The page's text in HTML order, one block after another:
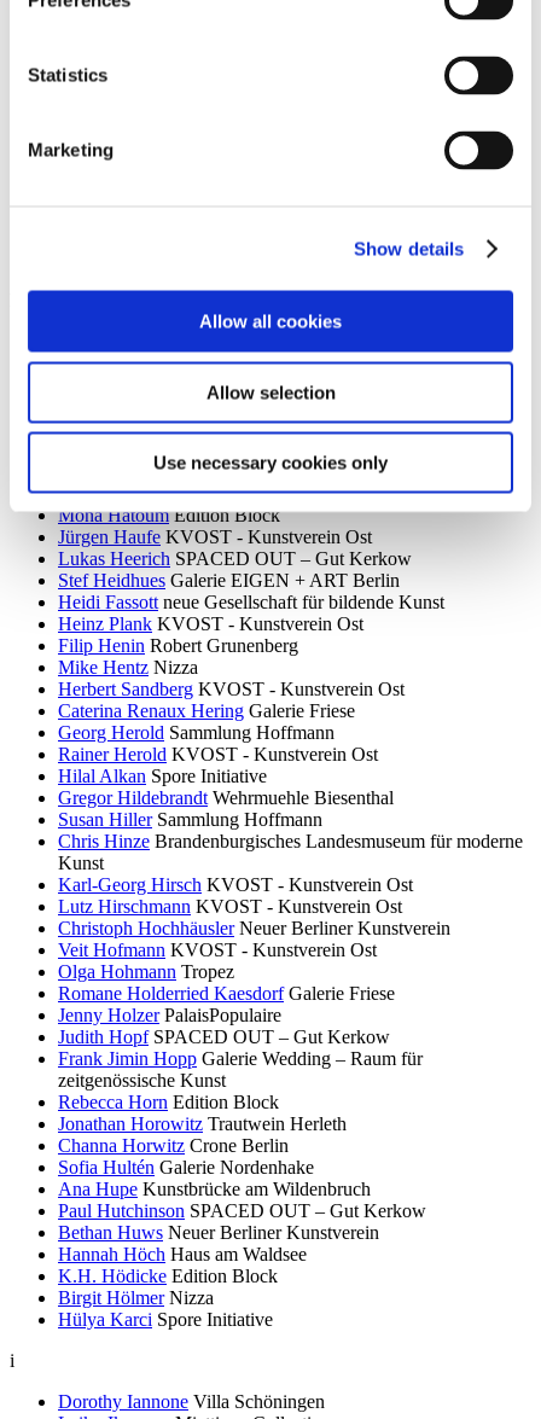
Statistics
Marketing
Show details
Allow all cookies
Allow selection
Use necessary cookies only
Isabelle Graeff
René Graetz
Karolina Grywnowicz
Kunstraum Kreuzberg/Bethanien
KVOST - Kunstverein Ost
Galerie Nordenhake
Marcia Hafif Galerie Nordenhake
Villa Schöningen
Edition Block
Barbara Hammer Villa Schöningen
Harald Krainer, Lutz Marx, Herbert Meyer, Veronika Patzuda,
Hildegard Wittur neue Gesellschaft für bildende Kunst
Mona Hatoum Edition Block
Jürgen Haufe KVOST - Kunstverein Ost
Lukas Heerich SPACED OUT – Gut Kerkow
Stef Heidhues Galerie EIGEN + ART Berlin
Heidi Fassott neue Gesellschaft für bildende Kunst
Heinz Plank KVOST - Kunstverein Ost
Filip Henin Robert Grunenberg
Mike Hentz Nizza
Herbert Sandberg KVOST - Kunstverein Ost
Caterina Renaux Hering Galerie Friese
Georg Herold Sammlung Hoffmann
Rainer Herold KVOST - Kunstverein Ost
Hilal Alkan Spore Initiative
Gregor Hildebrandt Wehrmuehle Biesenthal
Susan Hiller Sammlung Hoffmann
Chris Hinze Brandenburgisches Landesmuseum für moderne
Kunst
Karl-Georg Hirsch KVOST - Kunstverein Ost
Lutz Hirschmann KVOST - Kunstverein Ost
Christoph Hochhäusler Neuer Berliner Kunstverein
Veit Hofmann KVOST - Kunstverein Ost
Olga Hohmann Tropez
Romane Holderried Kaesdorf Galerie Friese
Jenny Holzer PalaisPopulaire
Judith Hopf SPACED OUT – Gut Kerkow
Frank Jimin Hopp Galerie Wedding – Raum für
zeitgenössische Kunst
Rebecca Horn Edition Block
Jonathan Horowitz Trautwein Herleth
Channa Horwitz Crone Berlin
Sofia Hultén Galerie Nordenhake
Ana Hupe Kunstbrücke am Wildenbruch
Paul Hutchinson SPACED OUT – Gut Kerkow
Bethan Huws Neuer Berliner Kunstverein
Hannah Höch Haus am Waldsee
K.H. Hödicke Edition Block
Birgit Hölmer Nizza
Hülya Karci Spore Initiative
i
Dorothy Iannone Villa Schöningen